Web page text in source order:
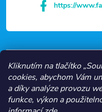
Kliknutím na tlačítko
cookies, abychom Vám
a díky analýze provozu
funkce, výkon a
VŠE O NÁKUPU
NEJČASTĚJŠÍ
https://